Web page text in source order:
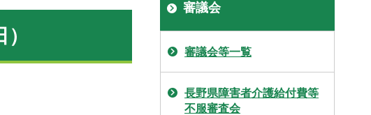
審議会
審議会等一覧
長野県障害者介護給付費等
不服審査会